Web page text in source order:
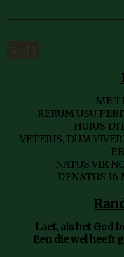
Graf 3
ME
RERUM USU
HUIUS
VETERIS, DUM
NATUS VIR
DENATUS 16
Laet, als het God
Een die wel heeft